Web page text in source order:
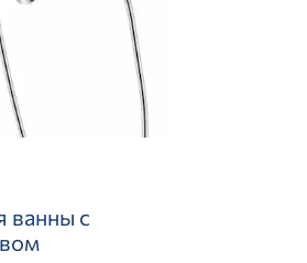
ванны с